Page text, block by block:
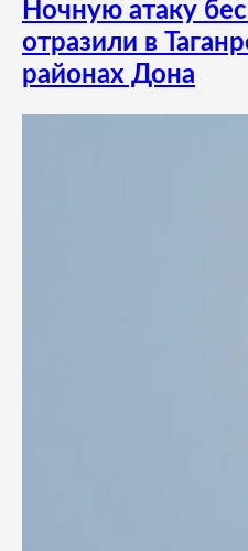
Ночную атаку
отразили в
районах Дона